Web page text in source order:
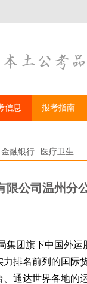
信息 报考指南
金融银行 医疗卫生
限公司温州分
集团旗下中国外
排名前列的国际
通达世界各地的